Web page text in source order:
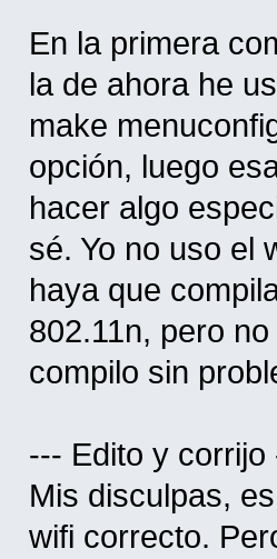
En la primera
la de ahora he
make
opción, luego
hacer algo
sé. Yo no uso el
haya que
802.11n, pero
compilo sin
--- Edito y corrijo
Mis disculpas,
wifi correcto.